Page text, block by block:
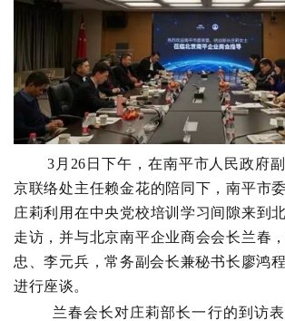
3月26日下午，在南平市人民政府
京联络处主任赖金花的陪同下，南平市
庄莉利用在中央党校培训学习间隙来到
走访，并与北京南平企业商会会长兰春
忠、李元兵，常务副会长兼秘书长廖鸿
进行座谈。
兰春会长对庄莉部长一行的到访